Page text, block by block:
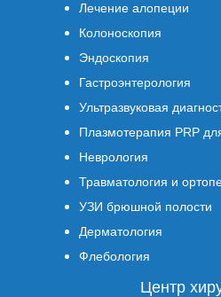
Лечение алопеции
Колоноскопия
Эндоскопия
Гастроэнтерология
Ультразвуковая
Плазмотерапия PRP
Неврология
Травматология и
УЗИ брюшной полости
Дерматология
Флебология
Центр